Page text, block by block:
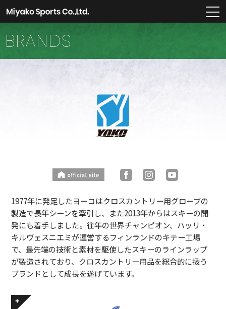
BRANDS
1977年に発足したヨーコはクロスカントリー用グローブの
製造で長年シーンを牽引し、また2013年からはスキーの開
発にも着手しました。往年の世界チャンピオン、ハッリ・
キルヴェスニエミが運営するフィンランドのキテー工場
で、最先端の技術と素材を駆使したスキーのラインラップ
が製造されており、クロスカントリー用品を総合的に扱う
ブランドとして成長を遂げています。